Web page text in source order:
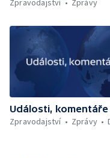
Události, komentáře
Zpravodajství
Zprávy